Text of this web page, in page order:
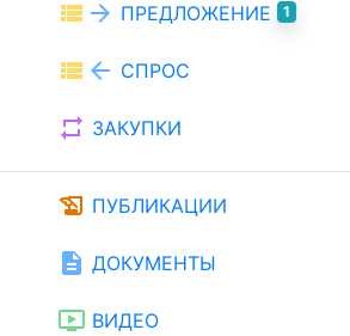
view_list arrow_forward ПРЕДЛОЖЕНИЕ 1
view_list arrow_back СПРОС
repeat ЗАКУПКИ
history_edu ПУБЛИКАЦИИ
description ДОКУМЕНТЫ
ondemand_video ВИДЕО